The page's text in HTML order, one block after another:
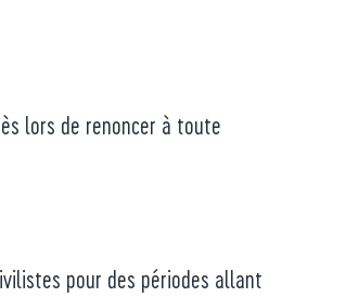
lors de renoncer à toute
pour des périodes allant